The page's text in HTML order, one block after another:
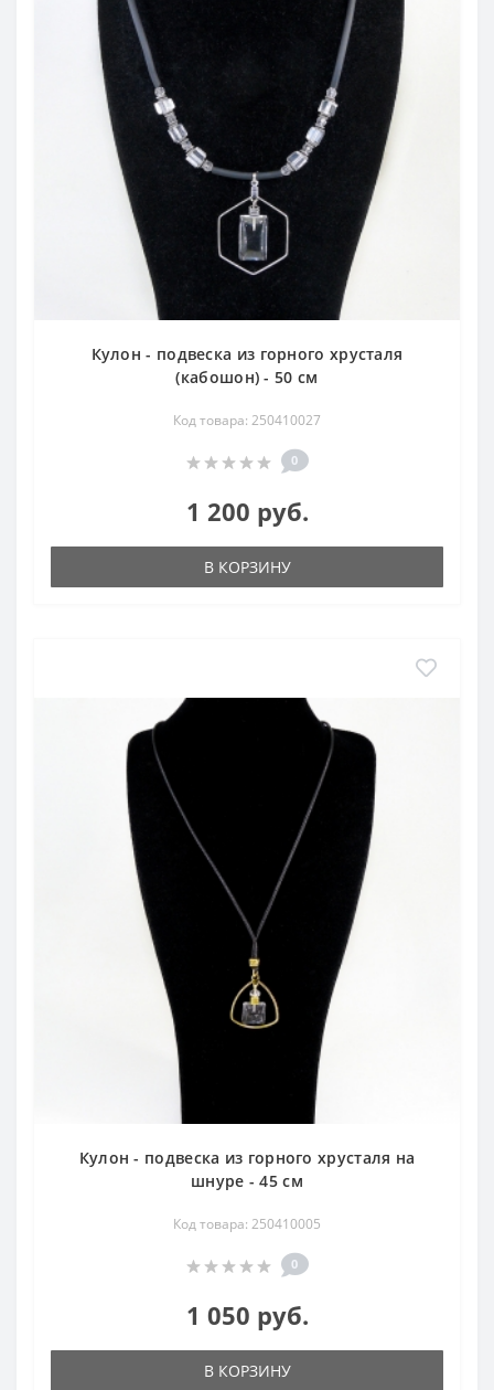
Кулон - подвеска из горного хрусталя
(кабошон) - 50 см
Код товара: 250410027
0
1 200 руб.
В КОРЗИНУ
Кулон - подвеска из горного хрусталя на
шнуре - 45 см
Код товара: 250410005
0
1 050 руб.
В КОРЗИНУ